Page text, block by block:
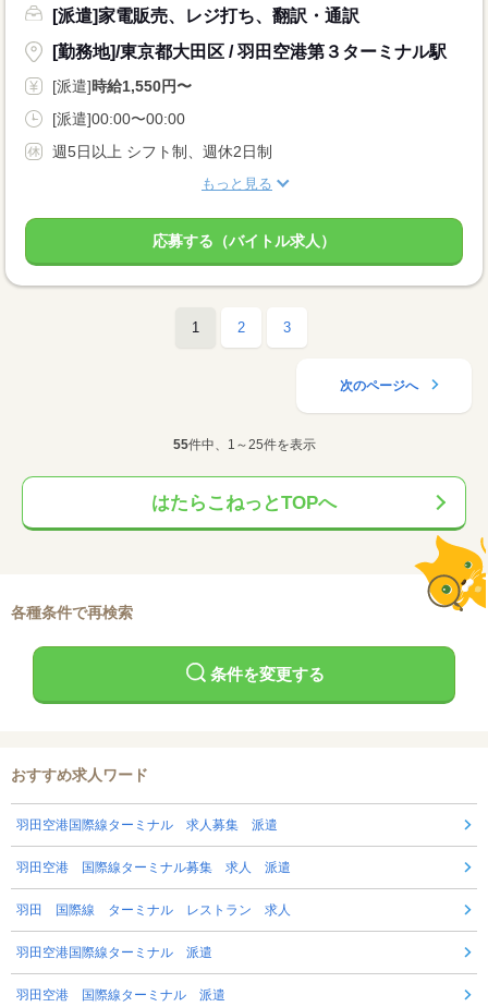
[派遣]家電販売、レジ打ち、翻訳・通訳
[勤務地]/東京都大田区 / 羽田空港第３ターミナル駅
[派遣]時給1,550円〜
[派遣]00:00〜00:00
週5日以上 シフト制、週休2日制
もっと見る
応募する（バイトル求人）
1 2 3
次のページへ
55件中、1～25件を表示
はたらこねっとTOPへ
各種条件で再検索
条件を変更する
おすすめ求人ワード
羽田空港国際線ターミナル 求人募集 派遣
羽田空港 国際線ターミナル募集 求人 派遣
羽田 国際線 ターミナル レストラン 求人
羽田空港国際線ターミナル 派遣
羽田空港 国際線ターミナル 派遣